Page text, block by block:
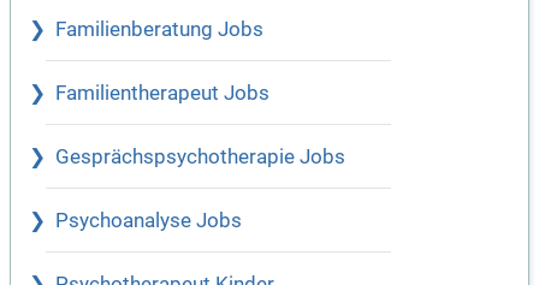
Familienberatung Jobs
Familientherapeut Jobs
Gesprächspsychotherapie Jobs
Psychoanalyse Jobs